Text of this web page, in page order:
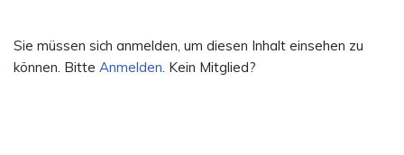
Sie müssen sich anmelden, um diesen Inhalt einsehen zu
können. Bitte Anmelden. Kein Mitglied?